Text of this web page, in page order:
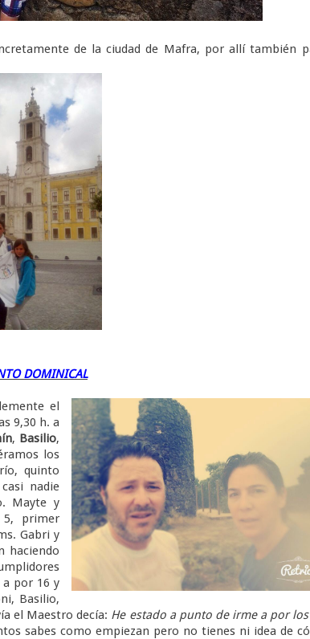
de la ciudad de Mafra, por allí también
DOMINICAL
el
9,30 h. a
, Basilio,
los
quinto
nadie
Mayte y
5, primer
Gabri y
haciendo
a por 16 y
Basilio,
el Maestro decía: He estado a punto de irme a por
sabes como empiezan pero no tienes ni idea de